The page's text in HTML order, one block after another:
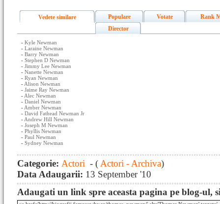
Vedete similare Populare Votate
Rank
Director
- Kyle Newman
- Laraine Newman
- Barry Newman
- Stephen D Newman
- Jimmy Lee Newman
- Nanette Newman
- Ryan Newman
- Alison Newman
- Jaime Ray Newman
- Alec Newman
- Daniel Newman
- Amber Newman
- David Fathead Newman Jr
- Andrew Hill Newman
- Joseph M Newman
- Phyllis Newman
- Paul Newman
- Sydney Newman
Categorie: Actori - ( Actori - Archiva)
Data Adaugarii: 13 September '10
Adaugati un link spre aceasta pagina pe blog-ul,